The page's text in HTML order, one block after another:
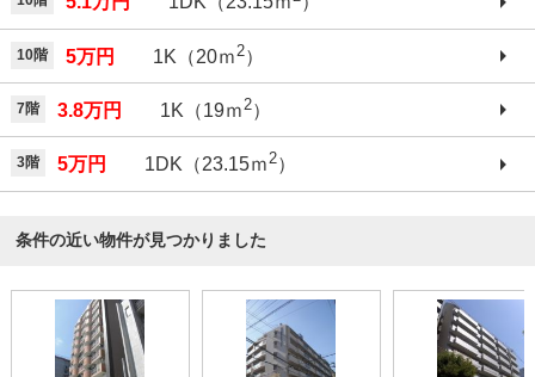
10階 5万円 1K（20ｍ 2）
7階 3.8万円 1K（19ｍ 2）
3階 5万円 1DK（23.15ｍ2）
条件の近い物件が見つかりました